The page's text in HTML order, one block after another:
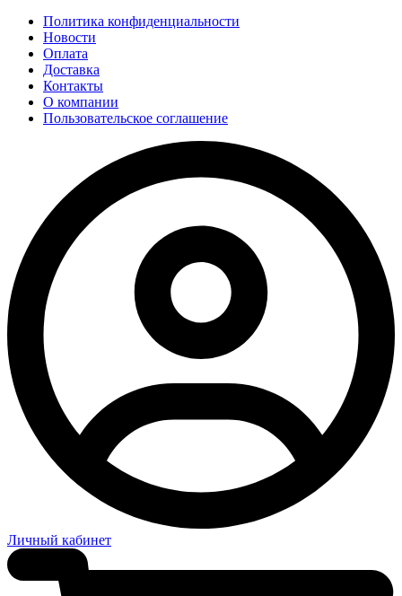
Политика конфиденциальности
Новости
Оплата
Доставка
Контакты
О компании
Пользовательское соглашение
Личный кабинет